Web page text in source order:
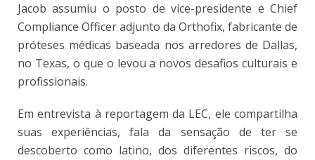
Jacob assumiu o posto de vice-presidente e Chief
Compliance Officer adjunto da Orthofix, fabricante de
próteses médicas baseada nos arredores de Dallas,
no Texas, o que o levou a novos desafios culturais e
profissionais.
Em entrevista à reportagem da LEC, ele compartilha
suas experiências, fala da sensação de ter se
descoberto como latino, dos diferentes riscos, do